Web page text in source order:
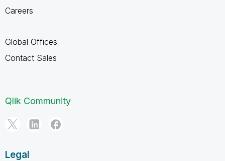
Careers
Global Offices
Contact Sales
Qlik Community
Legal